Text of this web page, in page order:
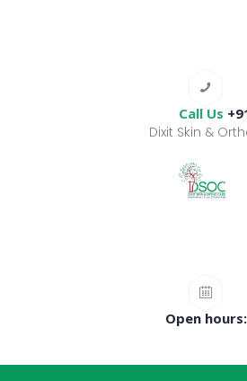
Call Us
Dixit Skin &
Open hours: